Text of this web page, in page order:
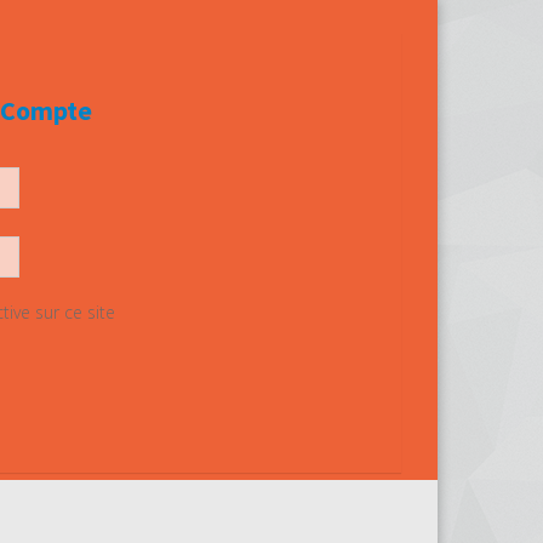
sur ce site